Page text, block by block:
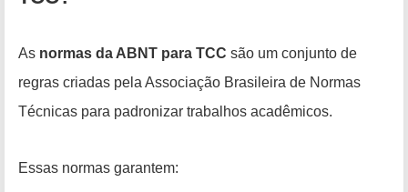
As normas da ABNT para TCC são um conjunto de
regras criadas pela Associação Brasileira de Normas
Técnicas para padronizar trabalhos acadêmicos.
Essas normas garantem: